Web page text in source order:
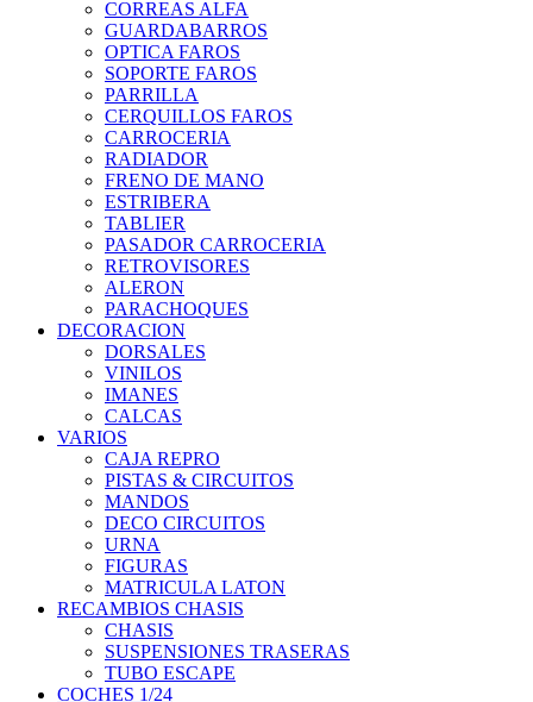
CORREAS ALFA
GUARDABARROS
OPTICA FAROS
SOPORTE FAROS
PARRILLA
CERQUILLOS FAROS
CARROCERIA
RADIADOR
FRENO DE MANO
ESTRIBERA
TABLIER
PASADOR CARROCERIA
RETROVISORES
ALERON
PARACHOQUES
DECORACION
DORSALES
VINILOS
IMANES
CALCAS
VARIOS
CAJA REPRO
PISTAS & CIRCUITOS
MANDOS
DECO CIRCUITOS
URNA
FIGURAS
MATRICULA LATON
RECAMBIOS CHASIS
CHASIS
SUSPENSIONES TRASERAS
TUBO ESCAPE
COCHES 1/24